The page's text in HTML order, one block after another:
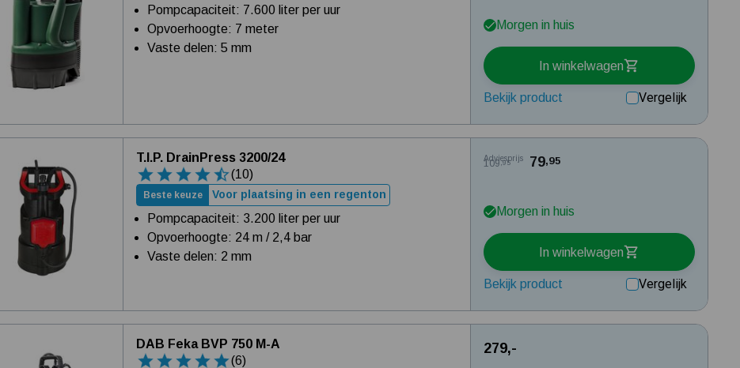
Pompcapaciteit: 7.600 liter per uur
Opvoerhoogte: 7 meter
Vaste delen: 5 mm
Morgen in huis
In winkelwagen
Bekijk product Vergelijk
T.I.P. DrainPress 3200/24
(10)
Beste keuze Voor plaatsing in een regenton
Pompcapaciteit: 3.200 liter per uur
Opvoerhoogte: 24 m / 2,4 bar
Vaste delen: 2 mm
Adviesprijs
109,95 79,95
Morgen in huis
In winkelwagen
Bekijk product Vergelijk
DAB Feka BVP 750 M-A
(6)
279,-